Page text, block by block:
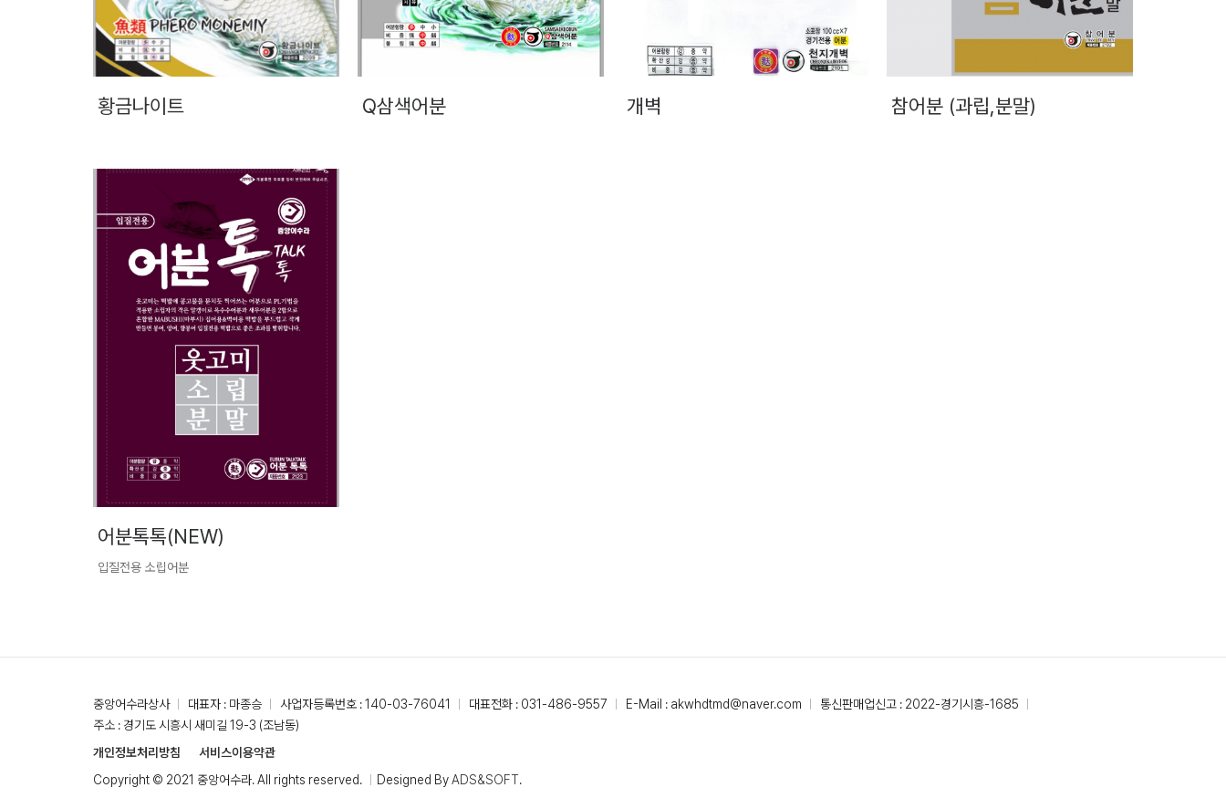
황금나이트 Q삼색어분 개벽 참어분 (과립,분말)
어분톡톡(NEW)
입질전용 소립어분
중앙어수라상사 대표자 : 마종승 사업자등록번호 : 140-03-76041 대표전화 : 031-486-9557 E-Mail : akwhdtmd@naver.com
통신판매업신고 : 2022-경기시흥-1685
주소 : 경기도 시흥시 새미길 19-3 (조남동)
개인정보처리방침
서비스이용약관
Copyright © 2021 중앙어수라. All rights reserved.
Designed ByADS&SOFT.